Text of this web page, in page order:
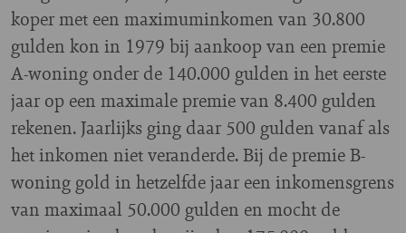
koper met een maximuminkomen van 30.800
gulden kon in 1979 bij aankoop van een premie
A-woning onder de 140.000 gulden in het eerste
jaar op een maximale premie van 8.400 gulden
rekenen. Jaarlijks ging daar 500 gulden vanaf als
het inkomen niet veranderde. Bij de premie B-
woning gold in hetzelfde jaar een inkomensgrens
van maximaal 50.000 gulden en mocht de